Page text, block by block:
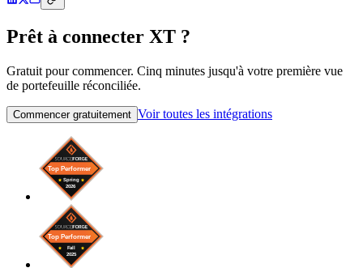
Prêt à connecter XT ?
Gratuit pour commencer. Cinq minutes jusqu'à votre première vue
de portefeuille réconciliée.
Commencer gratuitement Voir toutes les intégrations